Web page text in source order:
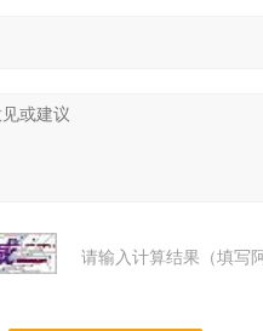
请输入计算结果（填写